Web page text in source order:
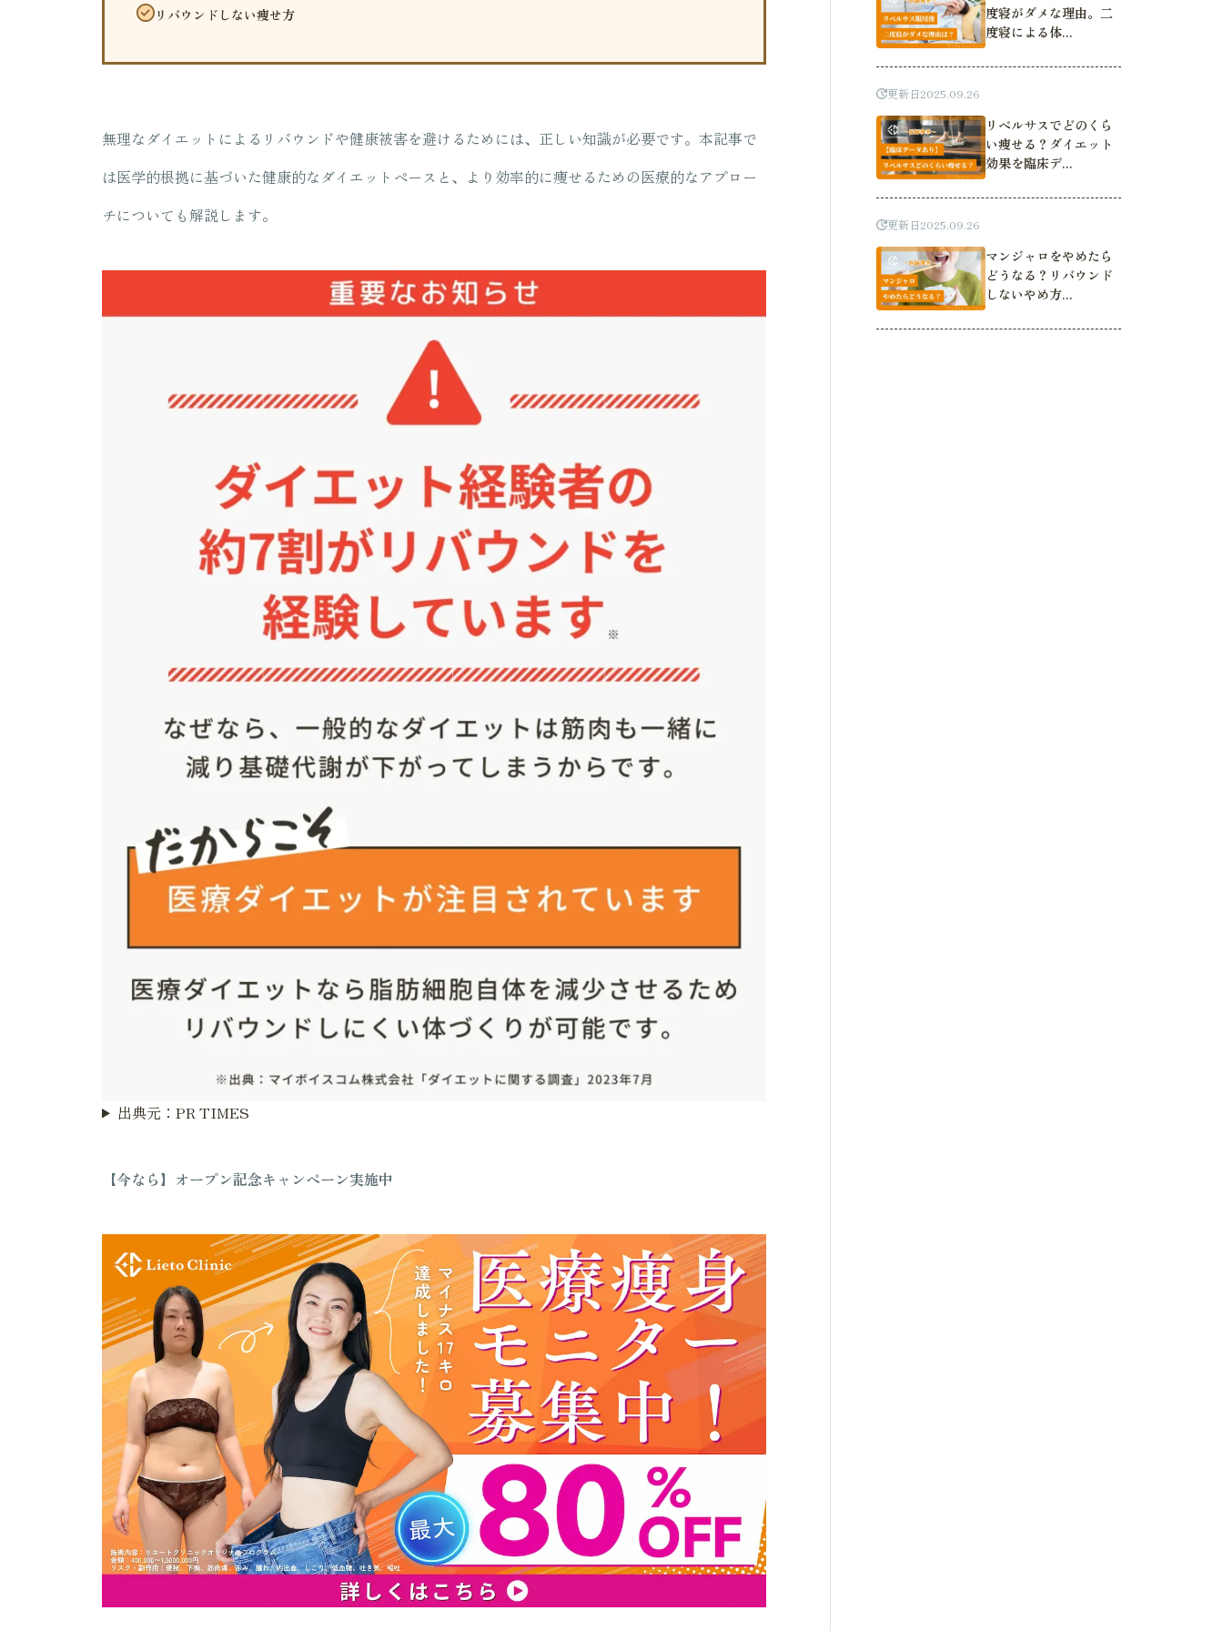
リバウンドしない痩せ方
無理なダイエットによるリバウンドや健康被害を避けるためには、正しい知識が必要です。本記事で
は医学的根拠に基づいた健康的なダイエットペースと、より効率的に痩せるための医療的なアプロー
チについても解説します。
出典元：PR TIMES
【今なら】オープン記念キャンペーン実施中
度寝がダメな理由。二
度寝による体...
更新日2025.09.26
リベルサスでどのくら
い痩せる？ダイエット
効果を臨床デ...
更新日2025.09.26
マンジャロをやめたら
どうなる？リバウンド
しないやめ方...